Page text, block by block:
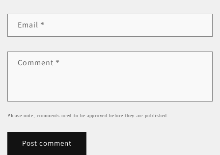
Email *
Comment *
Please note, comments need to be approved before they are published.